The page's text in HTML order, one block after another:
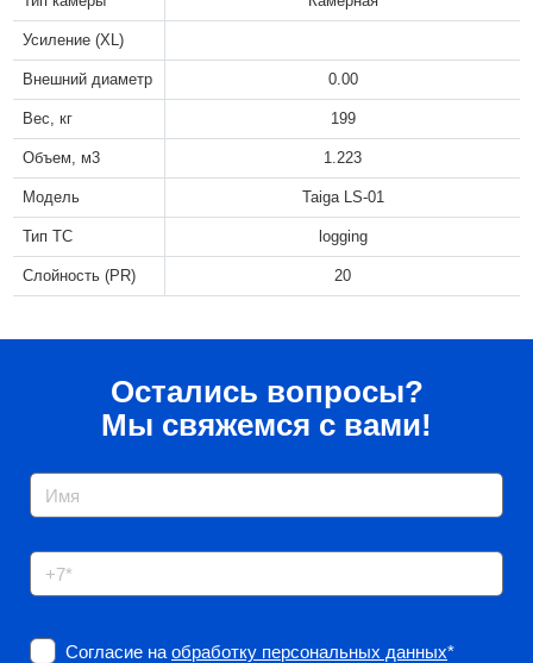
Усиление (XL)
Внешний диаметр 0.00
Вес, кг 199
Объем, м3 1.223
Модель Taiga LS-01
Тип ТС logging
Слойность (PR) 20
Остались вопросы?
Мы свяжемся с вами!
Согласие на обработку персональных данных*